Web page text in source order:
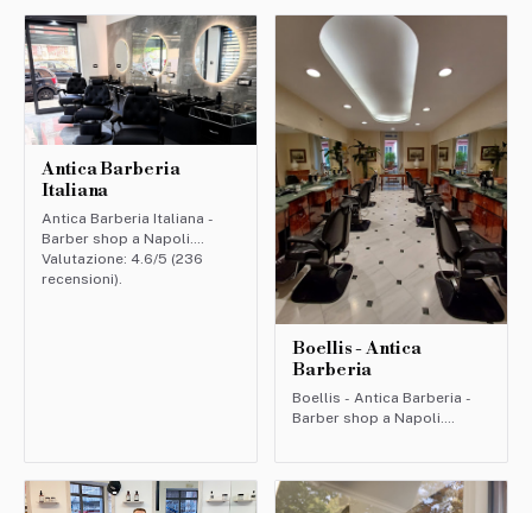
Antica Barberia
Italiana
Antica Barberia Italiana -
Barber shop a Napoli.
Valutazione: 4.6/5 (236
recensioni).
Boellis - Antica
Barberia
Boellis - Antica Barberia -
Barber shop a Napoli.